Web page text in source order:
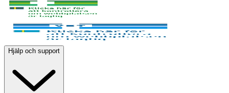
Hjälp och support